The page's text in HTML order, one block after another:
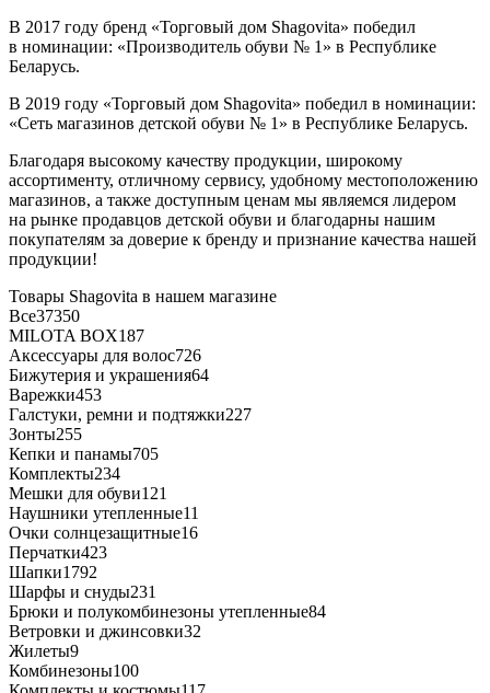
В 2017 году бренд «Торговый дом Shagovita» победил
в номинации: «Производитель обуви № 1» в Республике
Беларусь.
В 2019 году «Торговый дом Shagovita» победил в номинации:
«Сеть магазинов детской обуви № 1» в Республике Беларусь.
Благодаря высокому качеству продукции, широкому
ассортименту, отличному сервису, удобному местоположению
магазинов, а также доступным ценам мы являемся лидером
на рынке продавцов детской обуви и благодарны нашим
покупателям за доверие к бренду и признание качества нашей
продукции!
Товары Shagovita в нашем магазине
Все37350
MILOTA BOX187
Аксессуары для волос726
Бижутерия и украшения64
Варежки453
Галстуки, ремни и подтяжки227
Зонты255
Кепки и панамы705
Комплекты234
Мешки для обуви121
Наушники утепленные11
Очки солнцезащитные16
Перчатки423
Шапки1792
Шарфы и снуды231
Брюки и полукомбинезоны утепленные84
Ветровки и джинсовки32
Жилеты9
Комбинезоны100